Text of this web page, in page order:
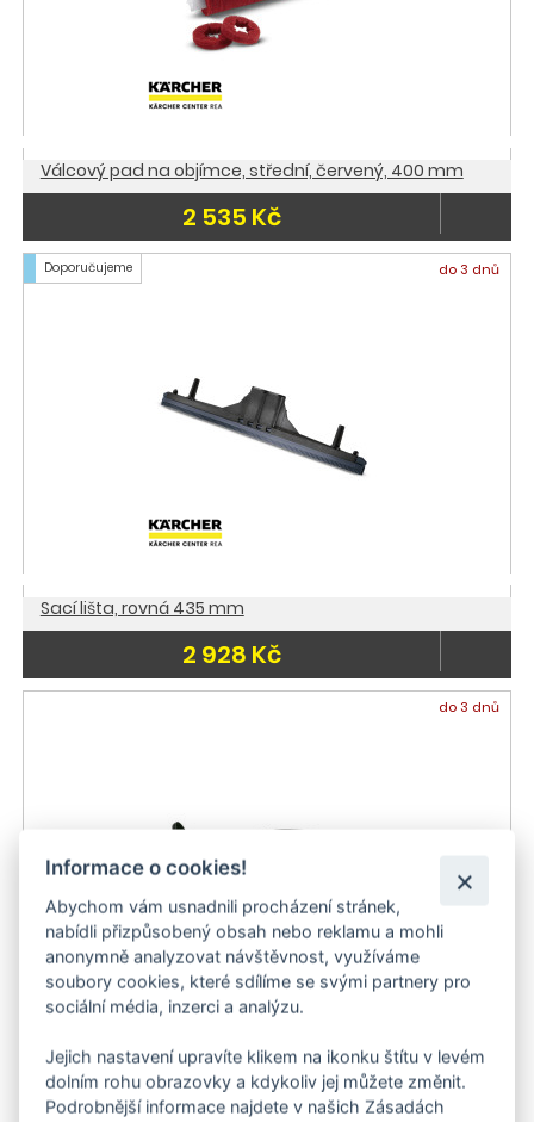
Válcový pad na objímce, střední, červený, 400 mm
2 535 Kč
Doporučujeme do 3 dnů
Sací lišta, rovná 435 mm
2 928 Kč
do 3 dnů
Prodlužovací kabel
2 323 Kč
Informace o cookies!
Abychom vám usnadnili procházení stránek,
nabídli přizpůsobený obsah nebo reklamu a mohli
anonymně analyzovat návštěvnost, využíváme
soubory cookies, které sdílíme se svými partnery pro
sociální média, inzerci a analýzu.
Jejich nastavení upravíte klikem na ikonku štítu v levém
dolním rohu obrazovky a kdykoliv jej můžete změnit.
Podrobnější informace najdete v našich Zásadách